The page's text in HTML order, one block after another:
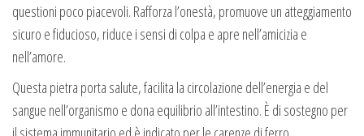
questioni poco piacevoli. Rafforza l’onestà, promuove un atteggiamento
sicuro e fiducioso, riduce i sensi di colpa e apre nell’amicizia e
nell’amore.
Questa pietra porta salute, facilita la circolazione dell’energia e del
sangue nell’organismo e dona equilibrio all’intestino. È di sostegno per